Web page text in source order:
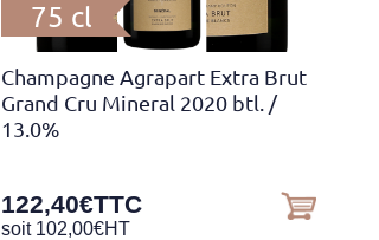
75 cl
Champagne Agrapart Extra Brut
Grand Cru Mineral 2020 btl. /
13.0%
122,40€TTC
soit 102,00€HT